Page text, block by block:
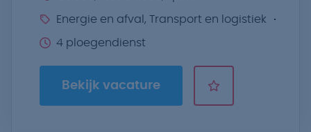
Energie en afval, Transport en logistiek
4 ploegendienst
Bekijk vacature